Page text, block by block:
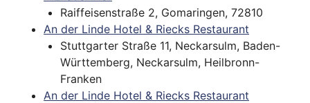
Raiffeisenstraße 2, Gomaringen, 72810
An der Linde Hotel & Riecks Restaurant
Stuttgarter Straße 11, Neckarsulm, Baden-
Württemberg, Neckarsulm, Heilbronn-
Franken
An der Linde Hotel & Riecks Restaurant